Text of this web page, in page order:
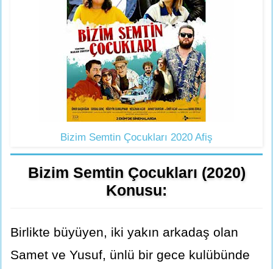
Bizim Semtin Çocukları 2020 Afiş
Bizim Semtin Çocukları (2020)
Konusu:
Birlikte büyüyen, iki yakın arkadaş olan
Samet ve Yusuf, ünlü bir gece kulübünde